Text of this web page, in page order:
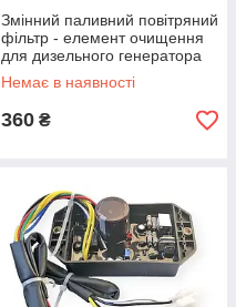
Змінний паливний повітряний
фільтр - елемент очищення
для дизельного генератора
двигуна 186
Немає в наявності
360 ₴